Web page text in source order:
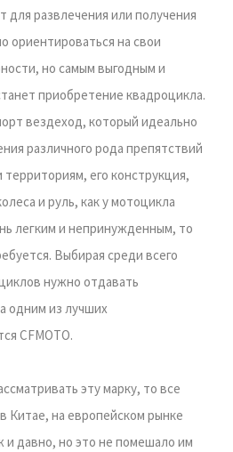
для развлечения или получения
на свои
но самым выгодным и
приобретение квадроцикла.
вездеход, который идеально
различного рода препятствий
его конструкция,
и руль, как у мотоцикла
легким и непринужденным, то
Выбирая среди всего
нужно отдавать
одним из лучших
CFMOTO.
эту марку, то все
Китае, на европейском рынке
и давно, но это не помешало им